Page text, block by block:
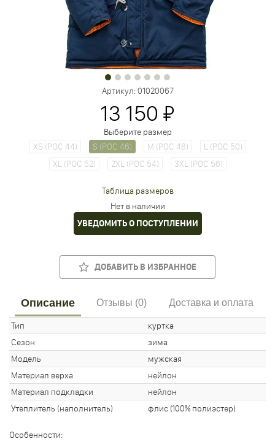
Артикул:01020067
13 150 ₽
Выберите размер
XS (РОС 44)
S (РОС 46) M (РОС 48)
L (РОС 50)
XL (РОС 52)
2XL (РОС 54) 3XL (РОС 56)
Таблица размеров
Нет в наличии
УВЕДОМИТЬ О ПОСТУПЛЕНИИ
ДОБАВИТЬ В ИЗБРАННОЕ
Описание Отзывы (0) Доставка и оплата
Тип
куртка
Сезон
зима
Модель
мужская
Материал верха
нейлон
Материал подкладки
нейлон
Утеплитель (наполнитель)
флис (100% полиэстер)
Особенности: